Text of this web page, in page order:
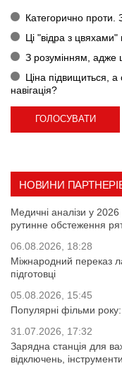
Категорично проти.
Ці "відра з
З розумінням, адже
Ціна підвищиться, а
навігація?
НОВИНИ
Медичні аналізи у 2026
рутинне обстеження
06.08.2026, 18:28
Міжнародний переказ
підготовці
05.08.2026, 15:45
Популярні фільми
31.07.2026, 17:32
Зарядна станція для
відключень,